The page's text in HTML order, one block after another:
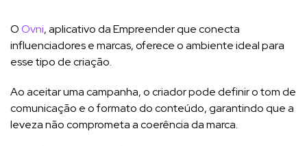
OOvni, aplicativo da Empreender que conecta
influenciadores e marcas, oferece o ambiente ideal para
esse tipo de criação.
Ao aceitar uma campanha, o criador pode definir o tom de
comunicação e o formato do conteúdo, garantindo que a
leveza não comprometa a coerência da marca.